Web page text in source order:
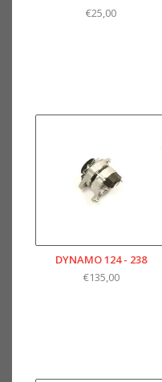
€25,00
DYNAMO 124 - 238
€135,00